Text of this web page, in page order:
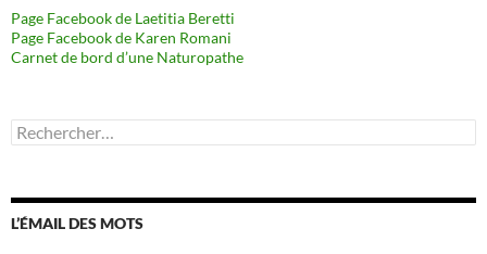
Page Facebook de Laetitia Beretti
Page Facebook de Karen Romani
Carnet de bord d’une Naturopathe
Rechercher :
L’ÉMAIL DES MOTS